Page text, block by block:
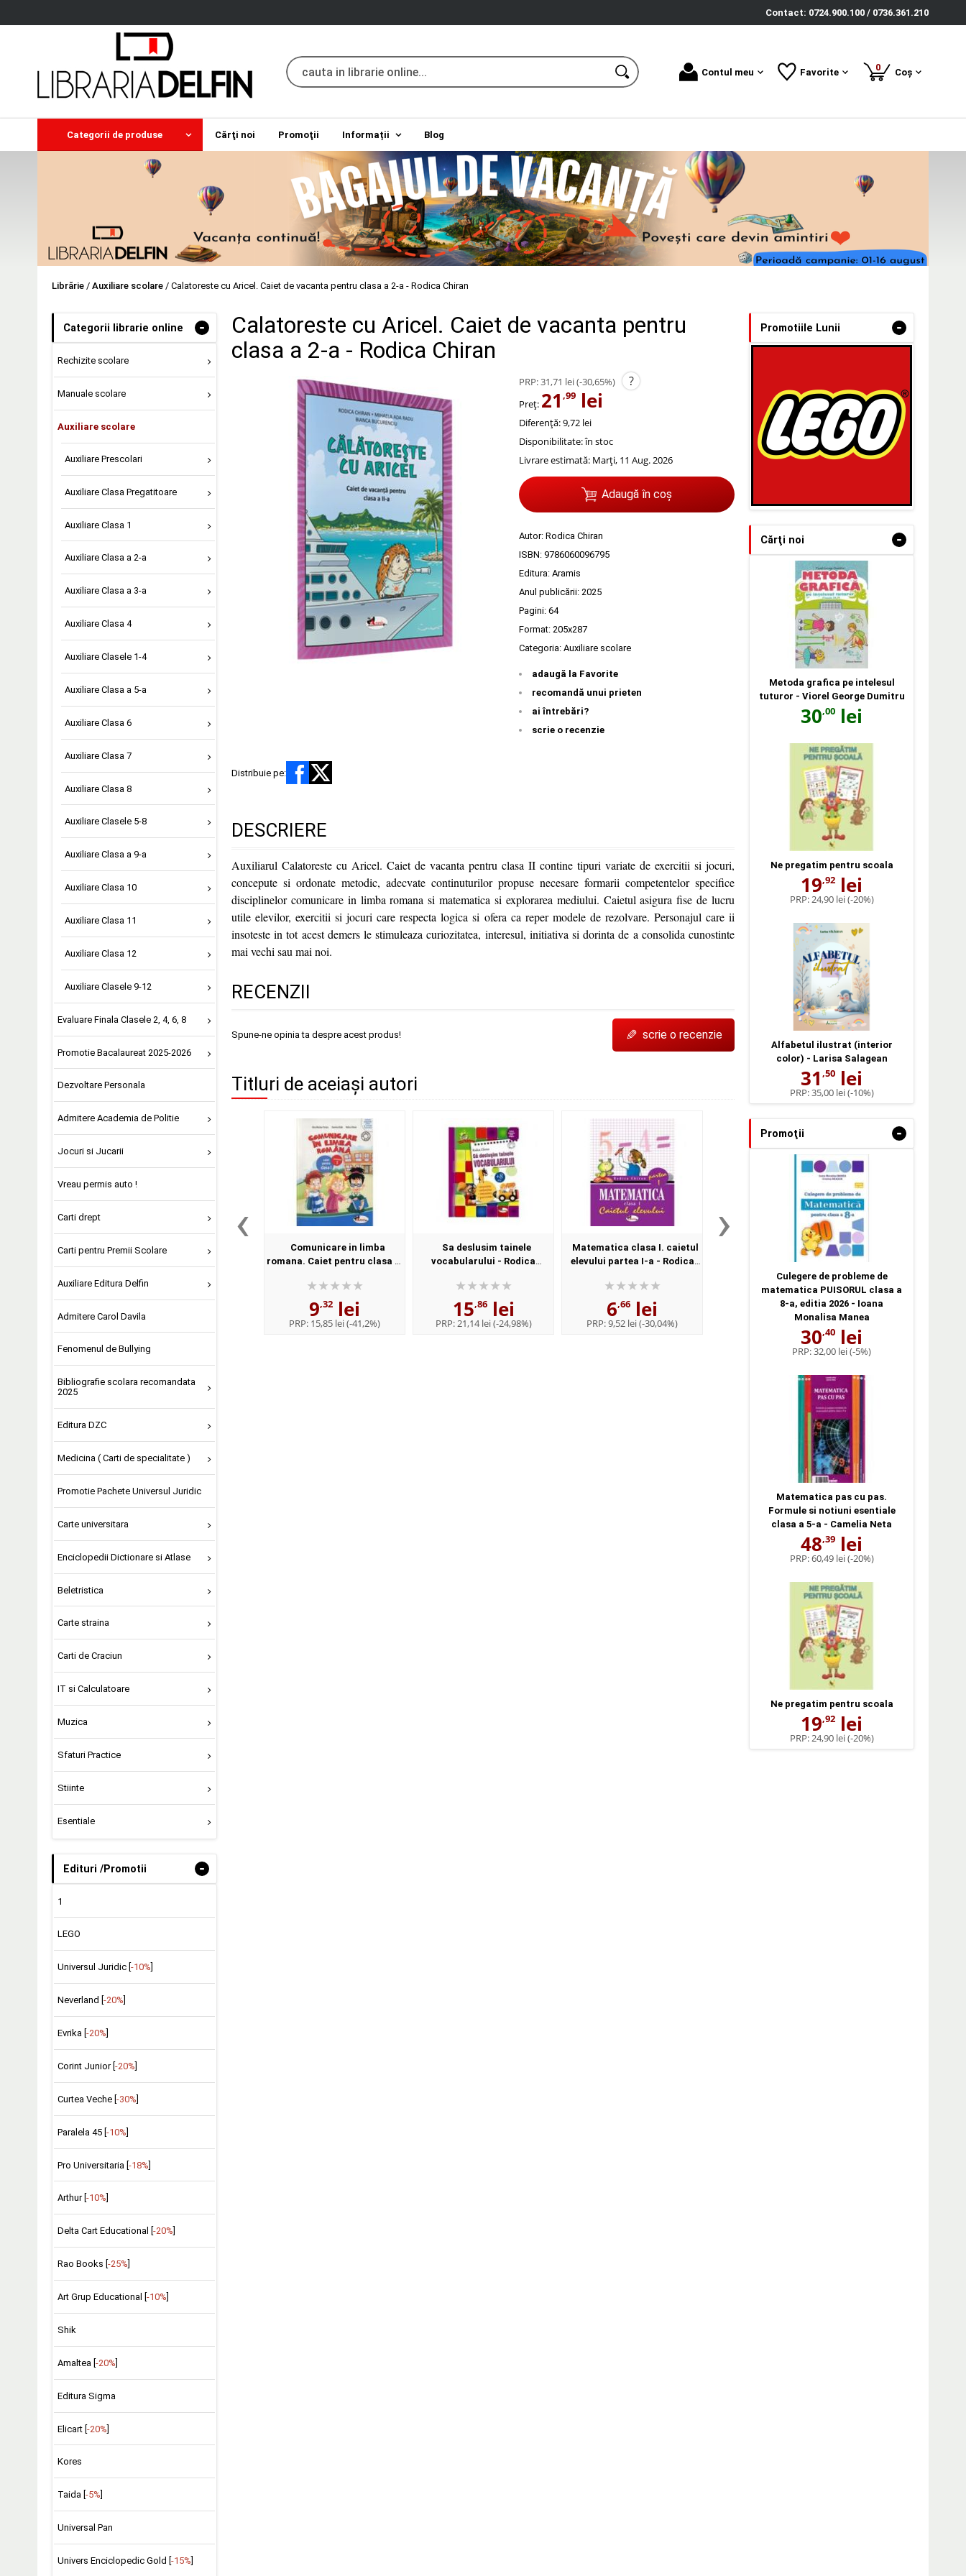
Contact: 0724.900.100 / 0736.361.210
Contul meu Favorite 0produse
Coș
Categorii de produse Cărţi noi Promoţii Informații Blog
Librărie / Auxiliare scolare / Calatoreste cu Aricel. Caiet de vacanta pentru clasa a 2-a - Rodica Chiran
Categorii librarie online -
Rechizite scolare
Manuale scolare
Auxiliare scolare
Auxiliare Prescolari
Auxiliare Clasa Pregatitoare
Auxiliare Clasa 1
Auxiliare Clasa a 2-a
Auxiliare Clasa a 3-a
Auxiliare Clasa 4
Auxiliare Clasele 1-4
Auxiliare Clasa a 5-a
Auxiliare Clasa 6
Auxiliare Clasa 7
Auxiliare Clasa 8
Auxiliare Clasele 5-8
Auxiliare Clasa a 9-a
Auxiliare Clasa 10
Auxiliare Clasa 11
Auxiliare Clasa 12
Auxiliare Clasele 9-12
Evaluare Finala Clasele 2, 4, 6, 8
Promotie Bacalaureat 2025-2026
Dezvoltare Personala
Admitere Academia de Politie
Jocuri si Jucarii
Vreau permis auto !
Carti drept
Carti pentru Premii Scolare
Auxiliare Editura Delfin
Admitere Carol Davila
Fenomenul de Bullying
Bibliografie scolara recomandata
2025
Editura DZC
Medicina ( Carti de specialitate )
Promotie Pachete Universul Juridic
Carte universitara
Enciclopedii Dictionare si Atlase
Beletristica
Carte straina
Carti de Craciun
IT si Calculatoare
Muzica
Sfaturi Practice
Stiinte
Esentiale
Edituri /Promotii -
1
LEGO
Universul Juridic [ -10%
Neverland [ -20%
Evrika [ -20%
Corint Junior [ -20%
Curtea Veche [ -30%
Paralela 45 [-10%]
Pro Universitaria [-18%]
Arthur [ -10%
Delta Cart Educational [ -20%
Rao Books [ -25%
Art Grup Educational [ -10%
Shik
Amaltea [ -20%
Editura Sigma
Elicart [-20%]
Kores
Taida [ -5%
Universal Pan
Univers Enciclopedic Gold [ -15%
Calatoreste cu Aricel. Caiet de vacanta pentru
clasa a 2-a - Rodica Chiran
PRP:31,71 lei(-30,65%) ?
Preț: 21 ,99 lei
Diferență: 9,72 lei
Disponibilitate:în stoc
Livrare estimată: Marți, 11 Aug. 2026
Adaugă în coș
Autor: Rodica Chiran
ISBN: 9786060096795
Editura: Aramis
Anul publicării: 2025
Pagini: 64
Format: 205x287
Categoria: Auxiliare scolare
adaugă la Favorite
recomandă unui prieten
ai întrebări?
scrie o recenzie
Distribuie pe:
DESCRIERE
Auxiliarul Calatoreste cu Aricel. Caiet de vacanta pentru clasa II contine tipuri variate de exercitii si jocuri,
concepute si ordonate metodic, adecvate continuturilor propuse necesare formarii competentelor specifice
disciplinelor comunicare in limba romana si matematica si explorarea mediului. Caietul asigura fise de lucru
utile elevilor, exercitii si jocuri care respecta logica si ofera ca reper modele de rezolvare. Personajul care ii
insoteste in tot acest demers le stimuleaza curiozitatea, interesul, initiativa si dorinta de a consolida cunostinte
mai vechi sau mai noi.
RECENZII
Spune-ne opinia ta despre acest produs! ✎ scrie o recenzie
Titluri de aceiași autori
‹
Comunicare in limba
romana. Caiet pentru clasa 1,
9,32 lei
PRP: 15,85 lei(-41,2%)
Sa deslusim tainele
vocabularului - Rodica
15,86lei
PRP:21,14 lei(-24,98%)
Matematica clasa I. caietul
elevului partea I-a - Rodica
6,66 lei
PRP:9,52 lei(-30,04%)
Matematica clasa I. caietul
elevului partea a II-a - Rodica
Chiran
lei
(-30,04%)
matematicii si ale
mediului. Culegere
clasa a 2-a - Rodica
›
Promotiile Lunii -
Cărţi noi -
Metoda grafica pe intelesul
tuturor - Viorel George Dumitru
30,00 lei
Ne pregatim pentru scoala
19,92 lei
PRP:24,90 lei(-20%)
Alfabetul ilustrat (interior
color) - Larisa Salagean
31 ,50 lei
PRP:35,00 lei(-10%)
Promoţii -
Culegere de probleme de
matematica PUISORUL clasa a
8-a, editia 2026 - Ioana
Monalisa Manea
30,40 lei
PRP:32,00 lei(-5%)
Matematica pas cu pas.
Formule si notiuni esentiale
clasa a 5-a - Camelia Neta
48,39 lei
PRP:60,49 lei(-20%)
Ne pregatim pentru scoala
19,92 lei
PRP:24,90 lei(-20%)